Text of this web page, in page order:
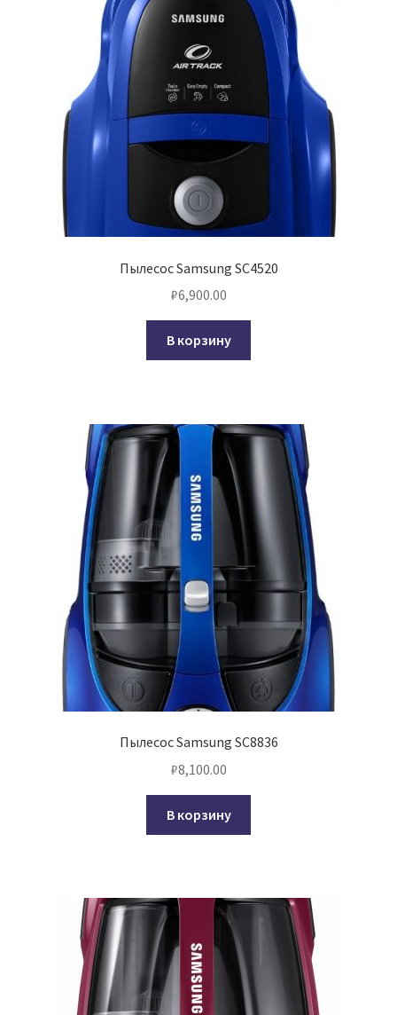
Пылесос Samsung SC4520
₽6,900.00
В корзину
Пылесос Samsung SC8836
₽8,100.00
В корзину